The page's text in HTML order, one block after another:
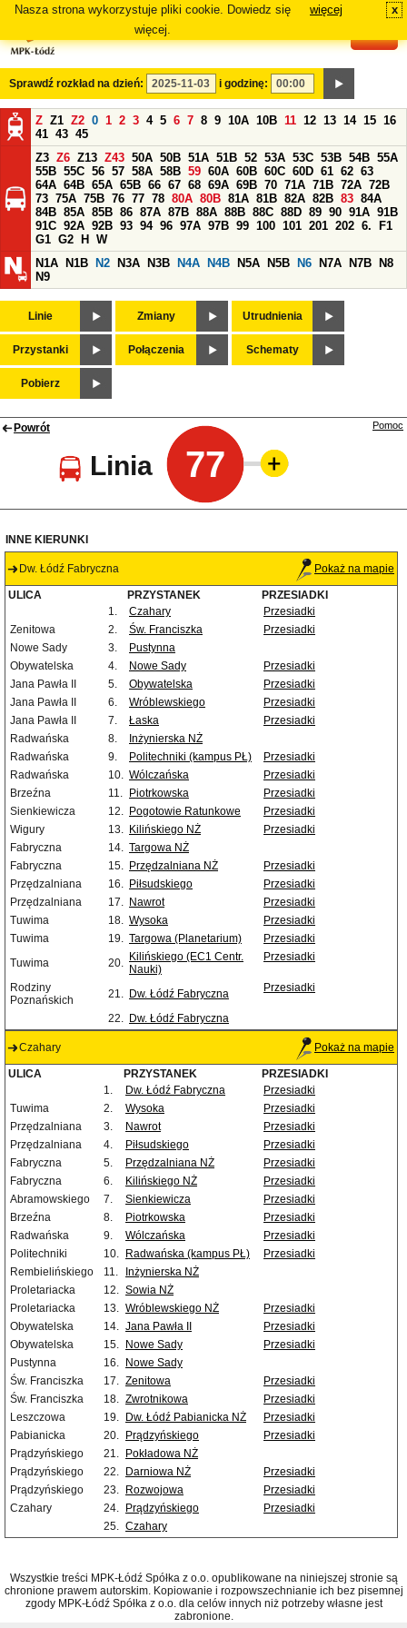
Nasza strona wykorzystuje pliki cookie. Dowiedz się
więcej.
więcej x
Sprawdź rozkład na dzień: i godzinę:
Z Z1 Z2 0 1 2 3 4 5 6 7 8 9 10A 10B 11 12 13 14 15 16
41 43 45
Z3 Z6 Z13 Z43 50A 50B 51A 51B 52 53A 53C 53B 54B 55A
55B 55C 56 57 58A 58B 59 60A 60B 60C 60D 61 62 63
64A 64B 65A 65B 66 67 68 69A 69B 70 71A 71B 72A 72B
73 75A 75B 76 77 78 80A 80B 81A 81B 82A 82B 83 84A
84B 85A 85B 86 87A 87B 88A 88B 88C 88D 89 90 91A 91B
91C 92A 92B 93 94 96 97A 97B 99 100 101 201 202 6.
F1
G1 G2 H
W
N1A
N1B N2 N3A N3B N4A N4B N5A N5B N6 N7A N7B
N8
N9
Linie Zmiany Utrudnienia
Przystanki Połączenia Schematy
Pobierz
Powrót
Linia 77
Pomoc
INNE KIERUNKI
Dw. Łódź Fabryczna Pokaż na mapie
ULICA PRZYSTANEK
PRZESIADKI
1.
Czahary
Przesiadki
Zenitowa
2. Św. Franciszka
Przesiadki
Nowe Sady
3.
Pustynna
Obywatelska
4. Nowe Sady
Przesiadki
Jana Pawła II
5. Obywatelska
Przesiadki
Jana Pawła II
6. Wróblewskiego
Przesiadki
Jana Pawła II
7. Łaska
Przesiadki
Radwańska
8.
Inżynierska NŻ
Radwańska
9. Politechniki (kampus PŁ)
Przesiadki
Radwańska
10. Wólczańska
Przesiadki
Brzeźna
11. Piotrkowska
Przesiadki
Sienkiewicza
12. Pogotowie Ratunkowe
Przesiadki
Wigury
13. Kilińskiego NŻ
Przesiadki
Fabryczna
14. Targowa NŻ
Fabryczna
15. Przędzalniana NŻ
Przesiadki
Przędzalniana
16. Piłsudskiego
Przesiadki
Przędzalniana
17. Nawrot
Przesiadki
Tuwima
18. Wysoka
Przesiadki
Tuwima
19. Targowa (Planetarium)
Przesiadki
Tuwima
20. Kilińskiego (EC1 Centr.
Nauki)
Przesiadki
Rodziny
Poznańskich
21. Dw. Łódź Fabryczna Przesiadki
22. Dw. Łódź Fabryczna
Czahary Pokaż na mapie
ULICA PRZYSTANEK
PRZESIADKI
1.
Dw. Łódź Fabryczna
Przesiadki
Tuwima
2. Wysoka
Przesiadki
Przędzalniana
3. Nawrot
Przesiadki
Przędzalniana
4. Piłsudskiego
Przesiadki
Fabryczna
5. Przędzalniana NŻ
Przesiadki
Fabryczna
6. Kilińskiego NŻ
Przesiadki
Abramowskiego
7. Sienkiewicza
Przesiadki
Brzeźna
8. Piotrkowska
Przesiadki
Radwańska
9. Wólczańska
Przesiadki
Politechniki
10. Radwańska (kampus PŁ)
Przesiadki
Rembielińskiego
11.
Inżynierska NŻ
Proletariacka
12. Sowia NŻ
Proletariacka
13. Wróblewskiego NŻ
Przesiadki
Obywatelska
14. Jana Pawła II
Przesiadki
Obywatelska
15. Nowe Sady
Przesiadki
Pustynna
16.
Nowe Sady
Św. Franciszka
17. Zenitowa
Przesiadki
Św. Franciszka
18. Zwrotnikowa
Przesiadki
Leszczowa
19. Dw. Łódź Pabianicka NŻ
Przesiadki
Pabianicka
20. Prądzyńskiego
Przesiadki
Prądzyńskiego
21.
Pokładowa NŻ
Prądzyńskiego
22. Darniowa NŻ
Przesiadki
Prądzyńskiego
23. Rozwojowa
Przesiadki
Czahary
24. Prądzyńskiego
Przesiadki
25. Czahary
Wszystkie treści MPK-Łódź Spółka z o.o. opublikowane na niniejszej stronie są
chronione prawem autorskim. Kopiowanie i rozpowszechnianie ich bez pisemnej
zgody MPK-Łódź Spółka z o.o. dla celów innych niż potrzeby własne jest
zabronione.